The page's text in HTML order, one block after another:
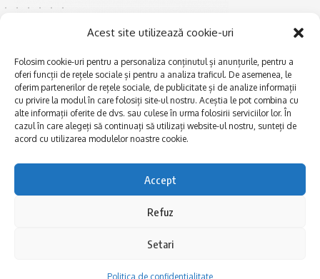
Acest site utilizează cookie-uri
Folosim cookie-uri pentru a personaliza conținutul și anunțurile, pentru a
oferi funcții de rețele sociale și pentru a analiza traficul. De asemenea, le
oferim partenerilor de rețele sociale, de publicitate și de analize informații
cu privire la modul în care folosiți site-ul nostru. Aceștia le pot combina cu
alte informații oferite de dvs. sau culese în urma folosirii serviciilor lor. În
cazul în care alegeți să continuați să utilizați website-ul nostru, sunteți de
acord cu utilizarea modulelor noastre cookie.
Accept
Refuz
Setari
Politica de confidentialitate
E xplorăm Dobrogea,
Explorăm valorile locale:
Deltă, Litoral, cele mai mari
lacuri, cele mai vechi orașe,
multe etnii, CELE MAI
Haideți în călătorie cu noi!
Afaceri și meșteșuguri
Actualitate
Dobrogea PE BUNE
Politica de confidentialitate